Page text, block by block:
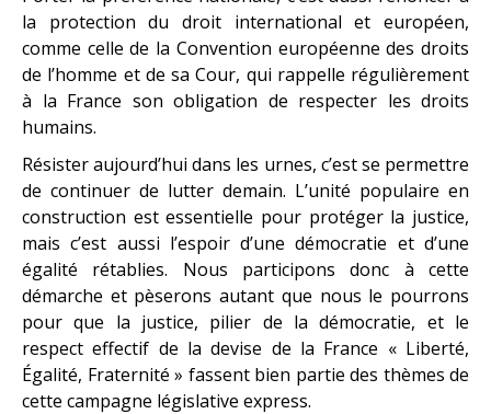
la protection du droit international et européen,
comme celle de la Convention européenne des droits
de l’homme et de sa Cour, qui rappelle régulièrement
à la France son obligation de respecter les droits
humains.
Résister aujourd’hui dans les urnes, c’est se permettre
de continuer de lutter demain. L’unité populaire en
construction est essentielle pour protéger la justice,
mais c’est aussi l’espoir d’une démocratie et d’une
égalité rétablies. Nous participons donc à cette
démarche et pèserons autant que nous le pourrons
pour que la justice, pilier de la démocratie, et le
respect effectif de la devise de la France « Liberté,
Égalité, Fraternité » fassent bien partie des thèmes de
cette campagne législative express.